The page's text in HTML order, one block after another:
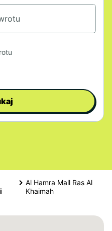
Al Hamra Mall Ras Al
Khaimah